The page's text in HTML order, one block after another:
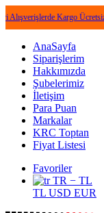
Kargo Ücretsiz! •
AnaSayfa
Siparişlerim
Hakkımızda
Şubelerimiz
İletişim
Para Puan
Markalar
KRC Toptan
Fiyat Listesi
Favoriler
TR − TL
TL USD EUR